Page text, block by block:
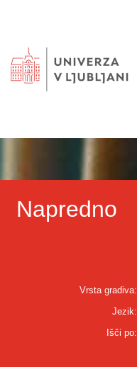
Napredno
Vrsta gradiva:
Jezik:
Išči po: